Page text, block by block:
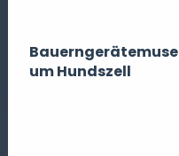
Bauerngerätemuse
um Hundszell